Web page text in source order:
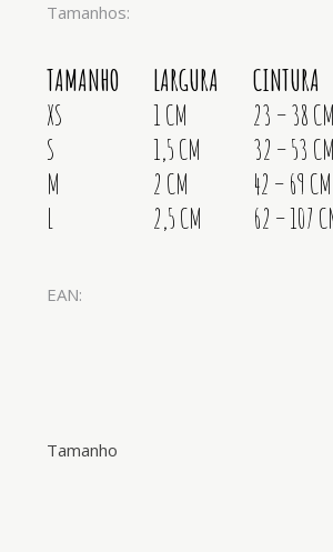
Tamanhos:
TAMANHO LARGURA CINTURA
XS
1 CM 23 – 38 CM
S
1,5 CM 32 – 53 CM
M
2 CM 42 – 69 CM
L
2,5 CM 62 – 107
EAN:
Tamanho